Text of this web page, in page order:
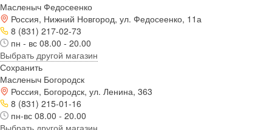
Масленыч Федосеенко
Россия, Нижний Новгород, ул. Федосеенко, 11а
8 (831) 217-02-73
пн - вс 08.00 - 20.00
Выбрать другой магазин
Сохранить
Масленыч Богородск
Россия, Богородск, ул. Ленина, 363
8 (831) 215-01-16
пн-вс 08.00 - 20.00